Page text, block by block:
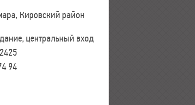
Кировский район
центральный вход
94